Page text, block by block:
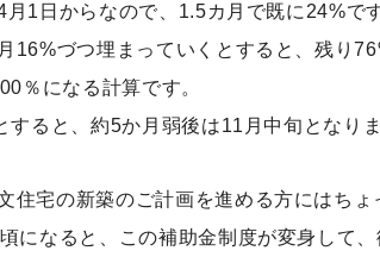
月1日からなので、1.5カ月で既に24%です
16%づつ埋まっていくとすると、残り
％になる計算です。
すると、約5か月弱後は11月中旬となりま
住宅の新築のご計画を進める方にはちょ
になると、この補助金制度が変身して